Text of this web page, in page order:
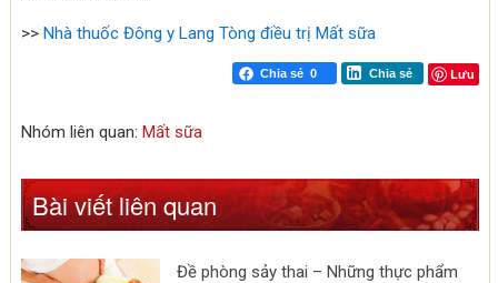
>> Nhà thuốc Đông y Lang Tòng điều trị Mất sữa
Chia sẻ 0 Chia sẻ Lưu
Nhóm liên quan: Mất sữa
Bài viết liên quan
Đề phòng sảy thai – Những thực phẩm